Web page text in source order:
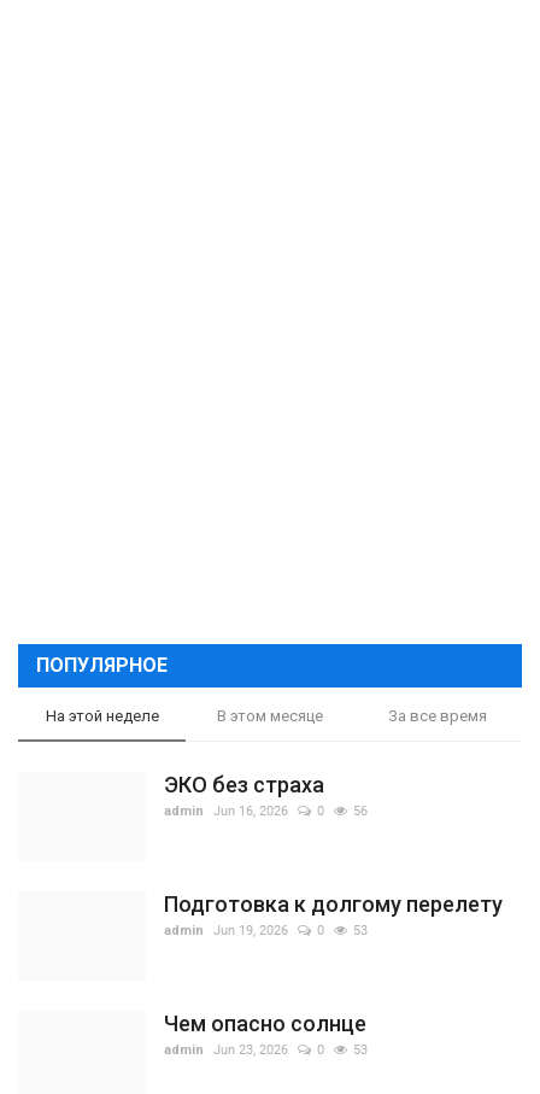
ПОПУЛЯРНОЕ
На этой неделе В этом месяце За все время
ЭКО без страха
admin Jun 16, 2026 0 56
Подготовка к долгому перелету
admin Jun 19, 2026 0 53
Чем опасно солнце
admin Jun 23, 2026 0 53